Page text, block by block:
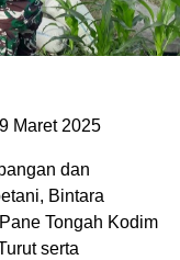
Maret 2025
dan
Bintara
Tongah Kodim
serta